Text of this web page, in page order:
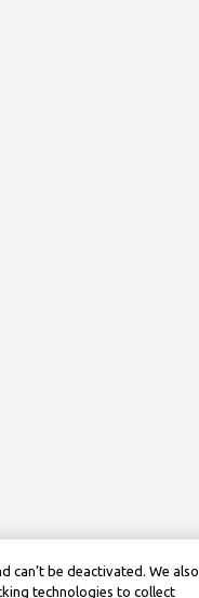
can’t be deactivated. We also
technologies to collect